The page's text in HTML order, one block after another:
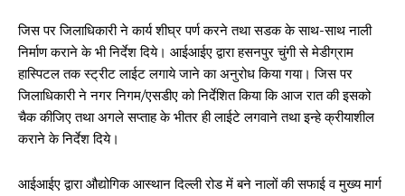
जिस पर जिलाधिकारी ने कार्य शीघ्र पर्ण करने तथा सडक के साथ-साथ नाली
निर्माण कराने के भी निर्देश दिये। आईआईए द्वारा हसनपुर चुंगी से मेडीग्राम
हास्पिटल तक स्ट्रीट लाईट लगाये जाने का अनुरोध किया गया। जिस पर
जिलाधिकारी ने नगर निगम/एसडीए को निर्देशित किया कि आज रात की इसको
चैक कीजिए तथा अगले सप्ताह के भीतर ही लाईटे लगवाने तथा इन्हे क्रीयाशील
कराने के निर्देश दिये।
आईआईए द्वारा औद्योगिक आस्थान दिल्ली रोड में बने नालों की सफाई व मुख्य मार्ग